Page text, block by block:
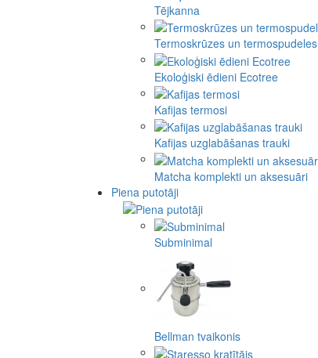
Tējkanna
Termoskrūzes un termospudeles
Ekoloģiski ēdieni Ecotree
Kafijas termosi
Kafijas uzglabāšanas trauki
Matcha komplekti un aksesuāri
Piena putotāji
Subminimal
Bellman tvaikonis